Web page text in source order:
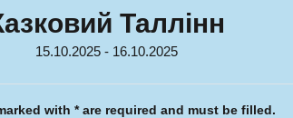
Таллінн
15.10.2025 - 16.10.2025
with * are required and must be filled.